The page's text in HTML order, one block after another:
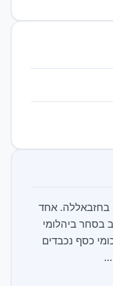
בחזבאללה. אחד
בסחר ביהלומי
כסף נכבדים